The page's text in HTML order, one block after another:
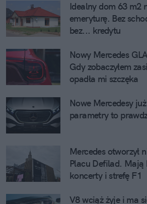
Idealny dom 63 m2
emeryturę. Bez
bez... kredytu
Nowy Mercedes
Gdy zobaczyłem
opadła mi szczęka
Nowe Mercedesy
parametry to
Mercedes otworzył
Placu Defilad.
koncerty i strefę F1
V8 wciąż żyje i ma